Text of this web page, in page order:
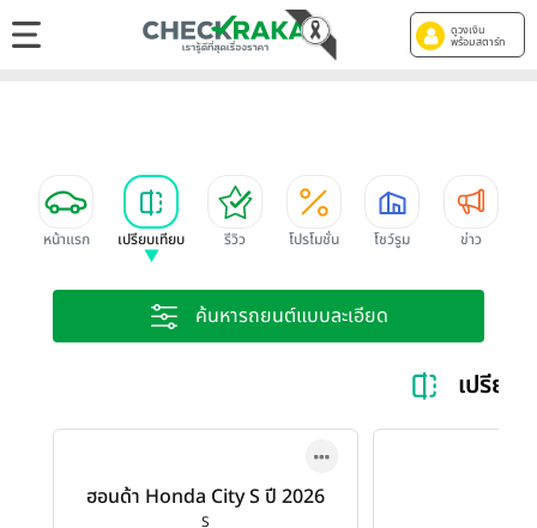
ดูวงเงิน
พร้อมสตาร์ท
หน้าแรก เปรียบเทียบ รีวิว โปรโมชั่น โชว์รูม ข่าว
ค้นหารถยนต์แบบละเอียด
เปรียบ
ฮอนด้า Honda City S ปี 2026
S